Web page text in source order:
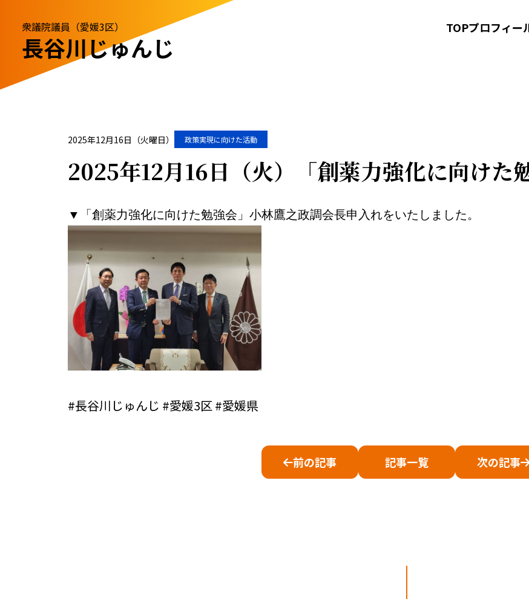
衆議院議員（愛媛3区）
長谷川じゅんじ
TOPプロフィー
2025年12月16日（火曜日） 政策実現に向けた活動
2025年12月16日（火）「創薬力強化に向けた
▼「創薬力強化に向けた勉強会」小林鷹之政調会長申入れをいたしました。
#長谷川じゅんじ #愛媛3区 #愛媛県
前の記事 記事一覧 次の記事